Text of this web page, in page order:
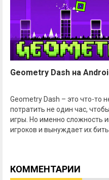
Geometry Dash на
Geometry Dash – это что-то
потратить не один час,
игры. Но именно сложность
игроков и вынуждает их
КОММЕНТАРИИ